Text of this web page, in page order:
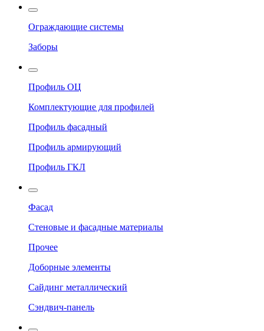
Ограждающие системы
Заборы
Профиль ОЦ
Комплектующие для профилей
Профиль фасадный
Профиль армирующий
Профиль ГКЛ
Фасад
Стеновые и фасадные материалы
Прочее
Доборные элементы
Сайдинг металлический
Сэндвич-панель